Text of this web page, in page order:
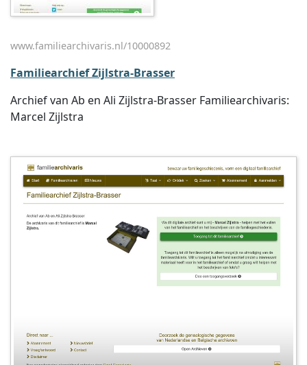
www.familiearchivaris.nl/10000892
Familiearchief Zijlstra-Brasser
Archief van Ab en Ali Zijlstra-Brasser Familiearchivaris:
Marcel Zijlstra